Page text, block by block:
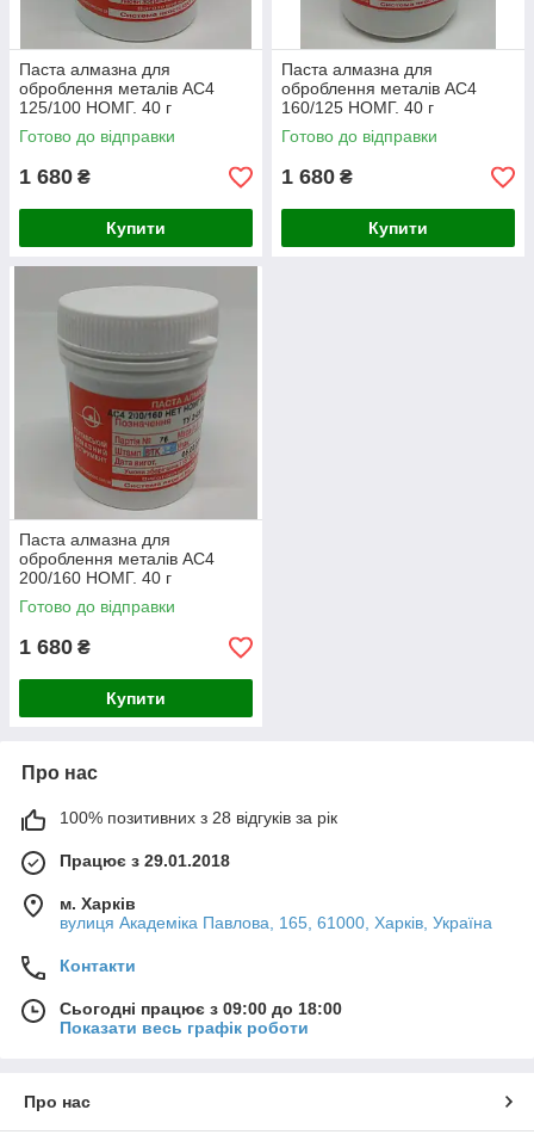
Паста алмазна для
оброблення металів АС4
125/100 НОМГ. 40 г
Готово до відправки
1 680 ₴
Купити
Паста алмазна для
оброблення металів АС4
160/125 НОМГ. 40 г
Готово до відправки
1 680 ₴
Купити
Паста алмазна для
оброблення металів АС4
200/160 НОМГ. 40 г
Готово до відправки
1 680 ₴
Купити
Про нас
100% позитивних з 28 відгуків за рік
Працює з 29.01.2018
м. Харків
вулиця Академіка Павлова, 165, 61000, Харків, Україна
Контакти
Сьогодні працює з 09:00 до 18:00
Показати весь графік роботи
Про нас